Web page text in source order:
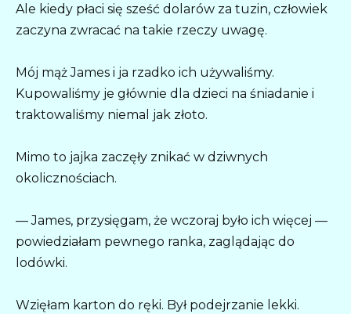
Ale kiedy płaci się sześć dolarów za tuzin, człowiek
zaczyna zwracać na takie rzeczy uwagę.
Mój mąż James i ja rzadko ich używaliśmy.
Kupowaliśmy je głównie dla dzieci na śniadanie i
traktowaliśmy niemal jak złoto.
Mimo to jajka zaczęły znikać w dziwnych
okolicznościach.
— James, przysięgam, że wczoraj było ich więcej —
powiedziałam pewnego ranka, zaglądając do
lodówki.
Wzięłam karton do ręki. Był podejrzanie lekki.